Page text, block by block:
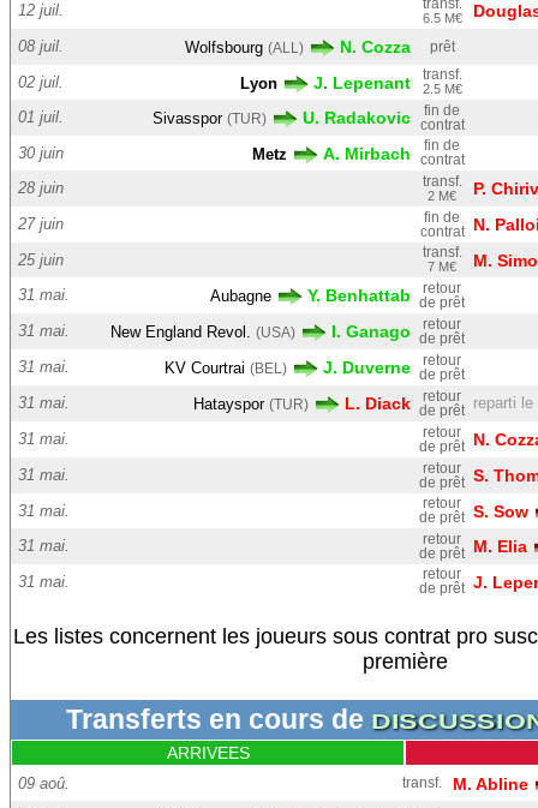
12 juil. transf.
6.5 M€
08 juil. Wolfsbourg (ALL) N. Cozza prêt
02 juil. Lyon J. Lepenant transf.
2.5 M€
01 juil. Sivasspor (TUR) U. Radakovic
fin de
contrat
30 juin Metz A. Mirbach
fin de
contrat
28 juin transf.
2 M€ P.
27 juin
fin de
contrat
N.
25 juin transf.
7 M€ M.
31 mai. Aubagne Y. Benhattab
retour
de prêt
31 mai. New England Revol. (USA) I. Ganago
retour
de prêt
31 mai. KV Courtrai (BEL) J. Duverne
retour
de prêt
31 mai. Hatayspor (TUR) L. Diack
retour
de prêt reparti
31 mai.
retour
de prêt N.
31 mai.
retour
de prêt S.
31 mai.
retour
de prêt S. Sow
31 mai.
retour
de prêt M. Elia
31 mai.
retour
de prêt J.
Les listes concernent les joueurs sous contrat pro
première
Transferts en cours de
ARRIVEES
09 aoû. transf. M. Abline